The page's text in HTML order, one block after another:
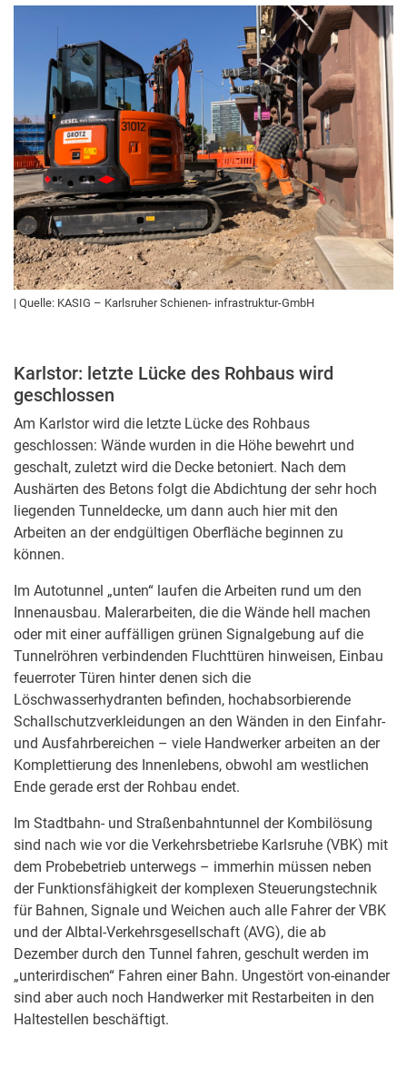
| Quelle: KASIG – Karlsruher Schienen- infrastruktur-GmbH
Karlstor: letzte Lücke des Rohbaus wird
geschlossen
Am Karlstor wird die letzte Lücke des Rohbaus
geschlossen: Wände wurden in die Höhe bewehrt und
geschalt, zuletzt wird die Decke betoniert. Nach dem
Aushärten des Betons folgt die Abdichtung der sehr hoch
liegenden Tunneldecke, um dann auch hier mit den
Arbeiten an der endgültigen Oberfläche beginnen zu
können.
Im Autotunnel „unten“ laufen die Arbeiten rund um den
Innenausbau. Malerarbeiten, die die Wände hell machen
oder mit einer auffälligen grünen Signalgebung auf die
Tunnelröhren verbindenden Fluchttüren hinweisen, Einbau
feuerroter Türen hinter denen sich die
Löschwasserhydranten befinden, hochabsorbierende
Schallschutzverkleidungen an den Wänden in den Einfahr-
und Ausfahrbereichen – viele Handwerker arbeiten an der
Komplettierung des Innenlebens, obwohl am westlichen
Ende gerade erst der Rohbau endet.
Im Stadtbahn- und Straßenbahntunnel der Kombilösung
sind nach wie vor die Verkehrsbetriebe Karlsruhe (VBK) mit
dem Probebetrieb unterwegs – immerhin müssen neben
der Funktionsfähigkeit der komplexen Steuerungstechnik
für Bahnen, Signale und Weichen auch alle Fahrer der VBK
und der Albtal-Verkehrsgesellschaft (AVG), die ab
Dezember durch den Tunnel fahren, geschult werden im
„unterirdischen“ Fahren einer Bahn. Ungestört von-einander
sind aber auch noch Handwerker mit Restarbeiten in den
Haltestellen beschäftigt.